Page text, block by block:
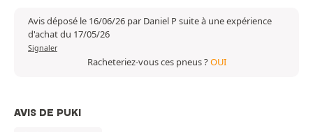
Avis déposé le 16/06/26 par Daniel P suite à une expérience
d'achat du 17/05/26
Signaler
Racheteriez-vous ces pneus ?OUI
AVIS DE PUKI